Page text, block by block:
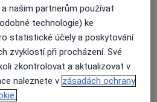
kalendář není aktivní
udělat?
návštěvy)
přijímá pacienty na pojišťovnu
našim partnerům používat
technologie) ke
statistické účely a poskytování
zvyklostí při procházení. Své
zkontrolovat a aktualizovat v
naleznete v zásadách ochrany